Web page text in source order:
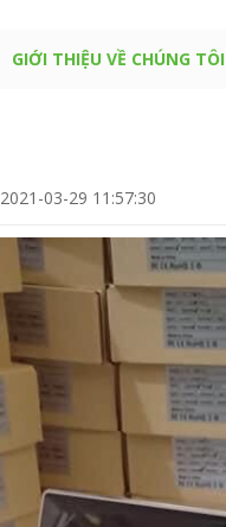
GIỚI THIỆU VỀ CHÚNG TÔI
2021-03-29 11:57:30